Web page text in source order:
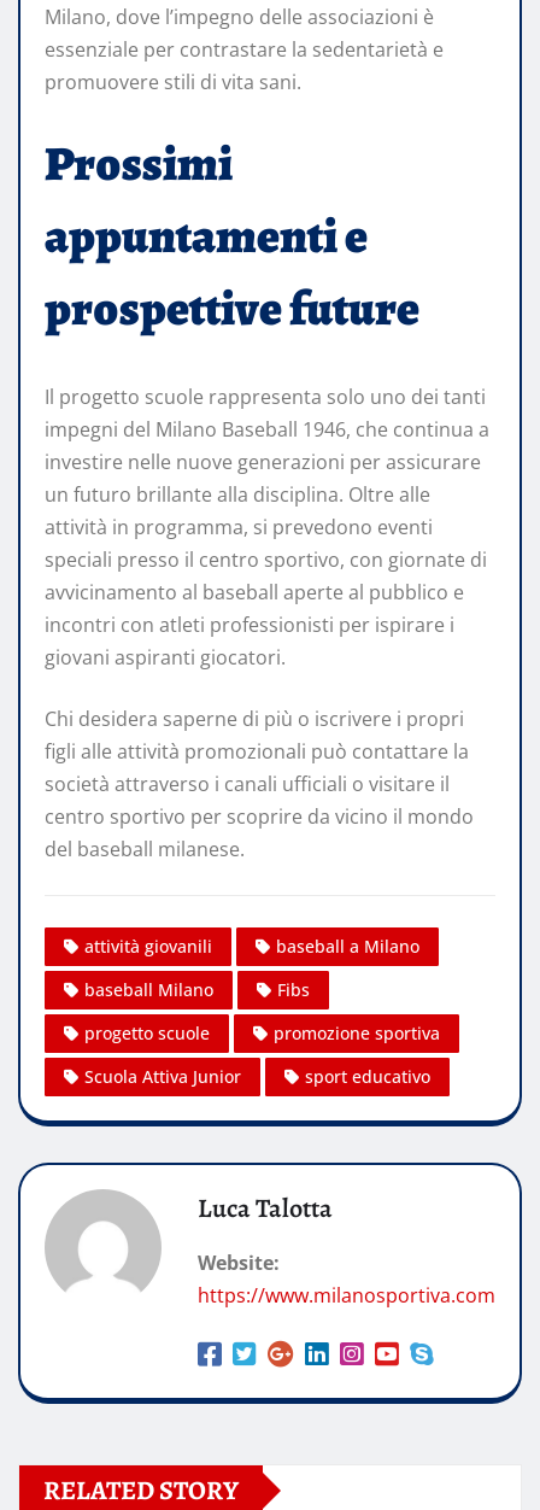
Milano, dove l’impegno delle associazioni è
essenziale per contrastare la sedentarietà e
promuovere stili di vita sani.
Prossimi
appuntamenti e
prospettive future
Il progetto scuole rappresenta solo uno dei tanti
impegni del Milano Baseball 1946, che continua a
investire nelle nuove generazioni per assicurare
un futuro brillante alla disciplina. Oltre alle
attività in programma, si prevedono eventi
speciali presso il centro sportivo, con giornate di
avvicinamento al baseball aperte al pubblico e
incontri con atleti professionisti per ispirare i
giovani aspiranti giocatori.
Chi desidera saperne di più o iscrivere i propri
figli alle attività promozionali può contattare la
società attraverso i canali ufficiali o visitare il
centro sportivo per scoprire da vicino il mondo
del baseball milanese.
attività giovanili
baseball a Milano
baseball Milano
Fibs
progetto scuole
promozione sportiva
Scuola Attiva Junior
sport educativo
Luca Talotta
Website:
https://www.milanosportiva.com
RELATED STORY